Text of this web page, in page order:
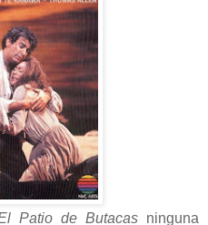
Patio de Butacas ninguna